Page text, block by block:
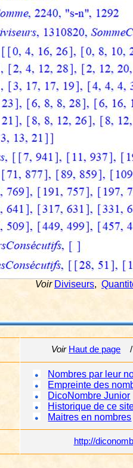
Voir Diviseurs,
Voir Haut de page /
Nombres par leur
Empreinte des
DicoNombre Junior
Historique de ce
Maitres en nombres
http://